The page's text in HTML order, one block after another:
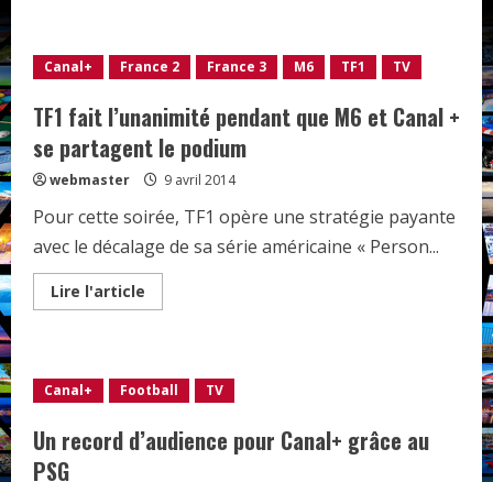
Canal+ France 2 France 3 M6 TF1 TV
TF1 fait l’unanimité pendant que M6 et Canal +
se partagent le podium
webmaster 9 avril 2014
Pour cette soirée, TF1 opère une stratégie payante
avec le décalage de sa série américaine « Person...
Lire l'article
more
pendant
que
et
Canal
Canal+ Football TV
Un record d’audience pour Canal+ grâce au
PSG